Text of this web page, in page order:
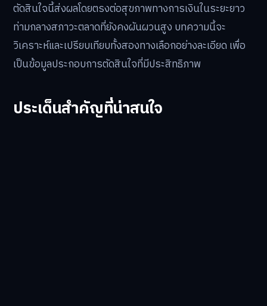
ตัดสินใจนี้ส่งผลโดยตรงต่อสุขภาพทางการเงินในระยะยาว
ท่ามกลางสภาวะตลาดที่ยังคงผันผวนสูง บทความนี้จะ
วิเคราะห์และเปรียบเทียบทั้งสองทางเลือกอย่างละเอียด เพื่อ
เป็นข้อมูลประกอบการตัดสินใจที่มีประสิทธิภาพ
ประเด็นสำคัญที่น่าสนใจ